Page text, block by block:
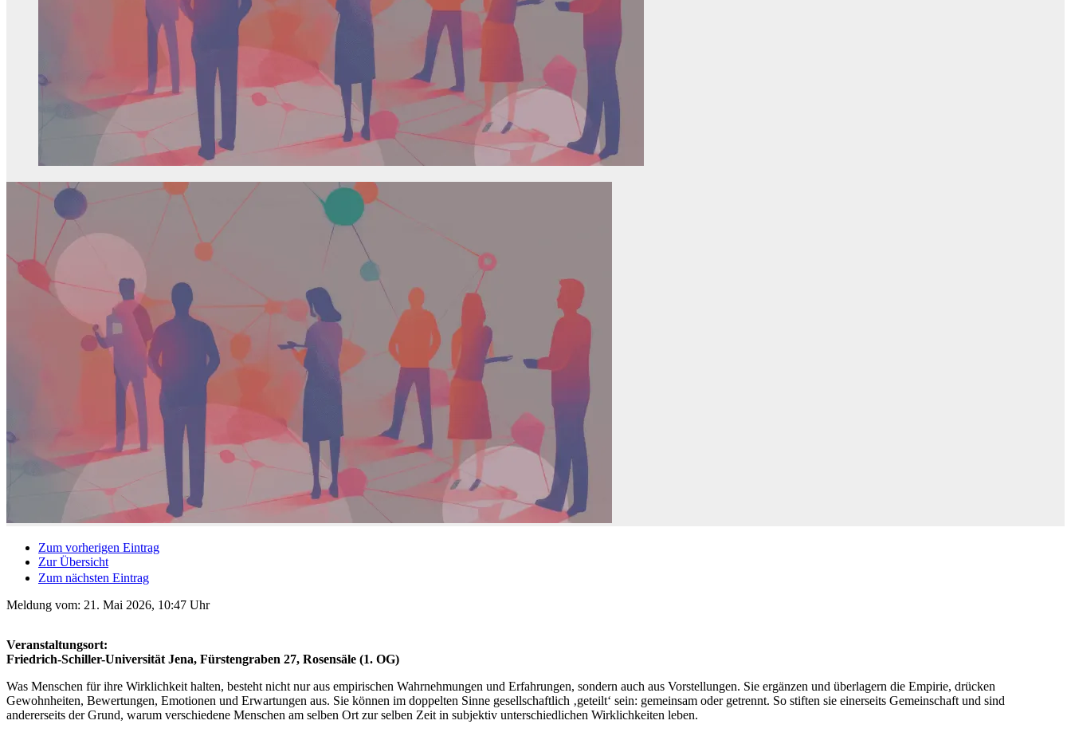
Zum vorherigen Eintrag
Zur Übersicht
Zum nächsten Eintrag
Meldung vom: 21. Mai 2026, 10:47 Uhr
Veranstaltungsort:
Friedrich-Schiller-Universität Jena, Fürstengraben 27, Rosensäle (1. OG)
Was Menschen für ihre Wirklichkeit halten, besteht nicht nur aus empirischen Wahrnehmungen und Erfahrungen, sondern auch aus Vorstellungen. Sie ergänzen und überlagern die Empirie, drücken
Gewohnheiten, Bewertungen, Emotionen und Erwartungen aus. Sie können im doppelten Sinne gesellschaftlich ‚geteilt‘ sein: gemeinsam oder getrennt. So stiften sie einerseits Gemeinschaft und sind
andererseits der Grund, warum verschiedene Menschen am selben Ort zur selben Zeit in subjektiv unterschiedlichen Wirklichkeiten leben.